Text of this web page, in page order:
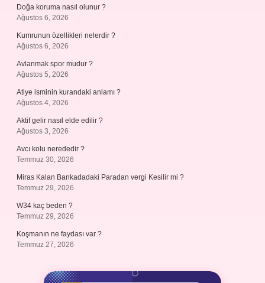
Doğa koruma nasıl olunur ?
Ağustos 6, 2026
Kumrunun özellikleri nelerdir ?
Ağustos 6, 2026
Avlanmak spor mudur ?
Ağustos 5, 2026
Atiye isminin kurandaki anlamı ?
Ağustos 4, 2026
Aktif gelir nasıl elde edilir ?
Ağustos 3, 2026
Avcı kolu nerededir ?
Temmuz 30, 2026
Miras Kalan Bankadadaki Paradan vergi Kesilir mi ?
Temmuz 29, 2026
W34 kaç beden ?
Temmuz 29, 2026
Koşmanın ne faydası var ?
Temmuz 27, 2026